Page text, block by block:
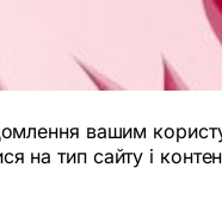
вашим
на тип сайту і